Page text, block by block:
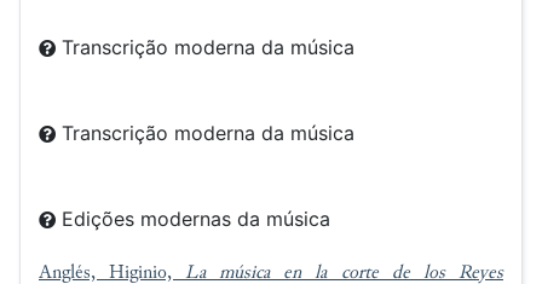
Transcrição moderna da música
Transcrição moderna da música
Edições modernas da música
Anglés, Higinio, La música en la corte de los Reyes